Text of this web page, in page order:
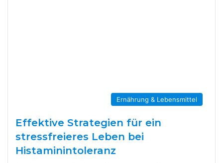
Ernährung & Lebensmittel
Effektive Strategien für ein
stressfreieres Leben bei
Histaminintoleranz